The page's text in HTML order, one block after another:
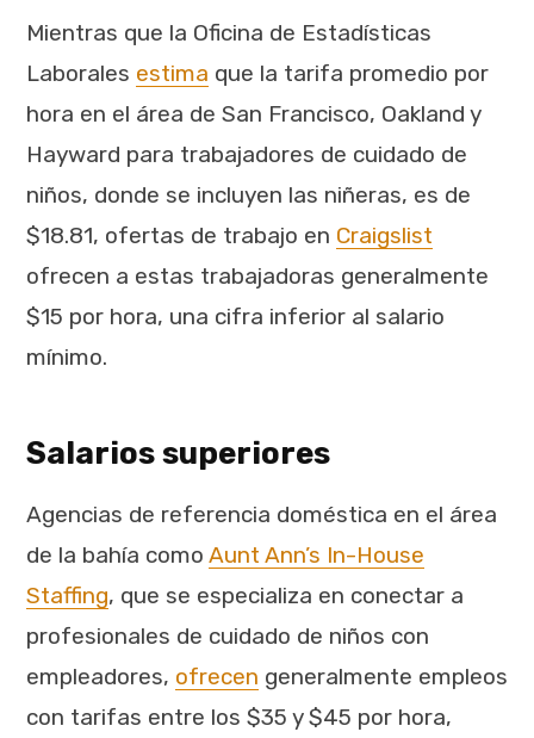
Mientras que la Oficina de Estadísticas
Laborales estima que la tarifa promedio por
hora en el área de San Francisco, Oakland y
Hayward para trabajadores de cuidado de
niños, donde se incluyen las niñeras, es de
$18.81, ofertas de trabajo en Craigslist
ofrecen a estas trabajadoras generalmente
$15 por hora, una cifra inferior al salario
mínimo.
Salarios superiores
Agencias de referencia doméstica en el área
de la bahía como Aunt Ann’s In-House
Staffing, que se especializa en conectar a
profesionales de cuidado de niños con
empleadores, ofrecen generalmente empleos
con tarifas entre los $35 y $45 por hora,